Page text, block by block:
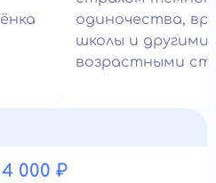
одиночества,
школы и другими
возрастными
000 ₽